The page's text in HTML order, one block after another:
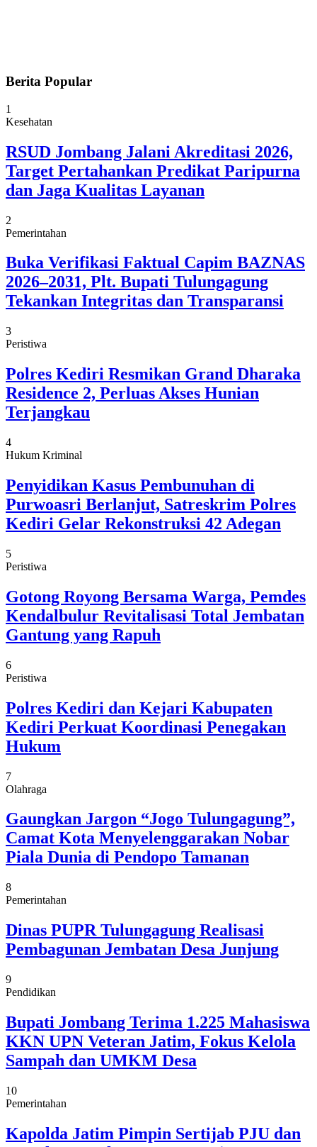
Berita Popular
1
Kesehatan
RSUD Jombang Jalani Akreditasi 2026,
Target Pertahankan Predikat Paripurna
dan Jaga Kualitas Layanan
2
Pemerintahan
Buka Verifikasi Faktual Capim BAZNAS
2026–2031, Plt. Bupati Tulungagung
Tekankan Integritas dan Transparansi
3
Peristiwa
Polres Kediri Resmikan Grand Dharaka
Residence 2, Perluas Akses Hunian
Terjangkau
4
Hukum Kriminal
Penyidikan Kasus Pembunuhan di
Purwoasri Berlanjut, Satreskrim Polres
Kediri Gelar Rekonstruksi 42 Adegan
5
Peristiwa
Gotong Royong Bersama Warga, Pemdes
Kendalbulur Revitalisasi Total Jembatan
Gantung yang Rapuh
6
Peristiwa
Polres Kediri dan Kejari Kabupaten
Kediri Perkuat Koordinasi Penegakan
Hukum
7
Olahraga
Gaungkan Jargon “Jogo Tulungagung”,
Camat Kota Menyelenggarakan Nobar
Piala Dunia di Pendopo Tamanan
8
Pemerintahan
Dinas PUPR Tulungagung Realisasi
Pembagunan Jembatan Desa Junjung
9
Pendidikan
Bupati Jombang Terima 1.225 Mahasiswa
KKN UPN Veteran Jatim, Fokus Kelola
Sampah dan UMKM Desa
10
Pemerintahan
Kapolda Jatim Pimpin Sertijab PJU dan